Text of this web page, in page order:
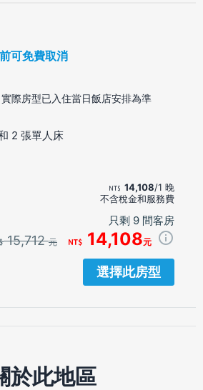
可免費取消
際房型已入住當日飯店安排為準
2 張單人床
14,108/1 晚
不含稅金和服務費
只剩 9 間客房
15,712元 14,108元
選擇此房型
於此地區